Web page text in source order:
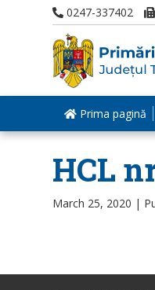
0247-337402
Prima pagină
HCL
March 25, 2020 |